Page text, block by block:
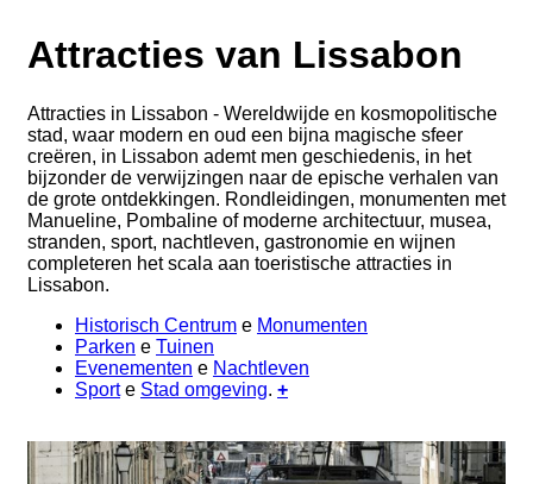
Attracties van Lissabon
Attracties in Lissabon - Wereldwijde en kosmopolitische
stad, waar modern en oud een bijna magische sfeer
creëren, in Lissabon ademt men geschiedenis, in het
bijzonder de verwijzingen naar de epische verhalen van
de grote ontdekkingen. Rondleidingen, monumenten met
Manueline, Pombaline of moderne architectuur, musea,
stranden, sport, nachtleven, gastronomie en wijnen
completeren het scala aan toeristische attracties in
Lissabon.
Historisch Centrum e Monumenten
Parken e Tuinen
Evenementen e Nachtleven
Sporte Stad omgeving. +